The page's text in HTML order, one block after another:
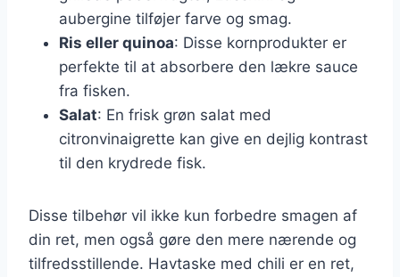
aubergine tilføjer farve og smag.
Ris eller quinoa: Disse kornprodukter er
perfekte til at absorbere den lækre sauce
fra fisken.
Salat: En frisk grøn salat med
citronvinaigrette kan give en dejlig kontrast
til den krydrede fisk.
Disse tilbehør vil ikke kun forbedre smagen af
din ret, men også gøre den mere nærende og
tilfredsstillende. Havtaske med chili er en ret,